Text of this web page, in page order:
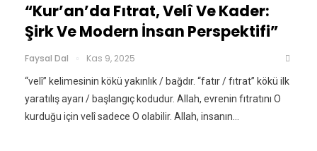
“Kur’an’da Fıtrat, Velî Ve Kader:
Şirk Ve Modern İnsan Perspektifi”
Faysal Dal Kas 9, 2025
“velî” kelimesinin kökü yakınlık / bağdır. “fatır / fıtrat” kökü ilk
yaratılış ayarı / başlangıç kodudur. Allah, evrenin fıtratını O
kurduğu için velî sadece O olabilir. Allah, insanın…